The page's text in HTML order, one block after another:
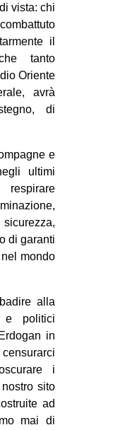
vista: chi
il
tanto
Oriente
avrà
di
e
ultimi
di garanti
mondo
alla
e politici
in
i
sito
ad
mai di